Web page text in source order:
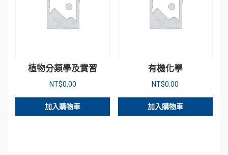
植物分類學及實習
NT$0.00
加入購物車
有機化學
NT$0.00
加入購物車